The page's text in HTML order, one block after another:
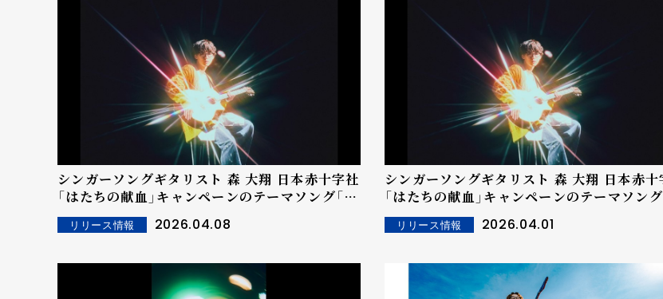
シンガーソングギタリスト 森 大翔 日本赤十字社
「はたちの献血」キャンペーンのテーマソング「祝
祭」 Studio Live映像公開！
リリース情報 2026.04.08
シンガーソングギタリスト 森 大翔 日本赤十字社
「はたちの献血」キャンペーンのテーマソング
「祝祭」デジタルリリース決定！
リリース情報 2026.04.01